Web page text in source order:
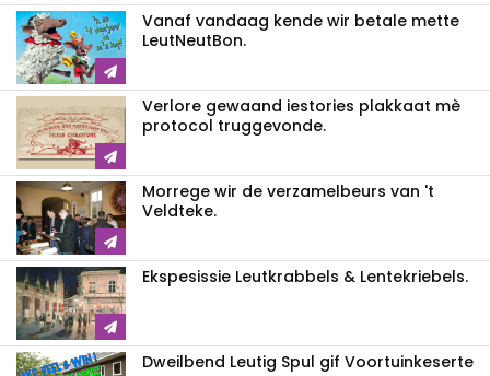
Vanaf vandaag kende wir betale mette
LeutNeutBon.
Verlore gewaand iestories plakkaat mè
protocol truggevonde.
Morrege wir de verzamelbeurs van 't
Veldteke.
Ekspesissie Leutkrabbels & Lentekriebels.
Dweilbend Leutig Spul gif Voortuinkeserte